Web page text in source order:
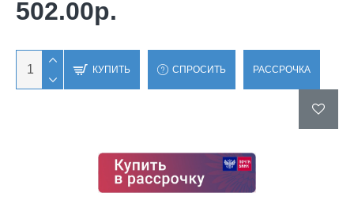
502.00р.
КУПИТЬ СПРОСИТЬ РАССРОЧКА